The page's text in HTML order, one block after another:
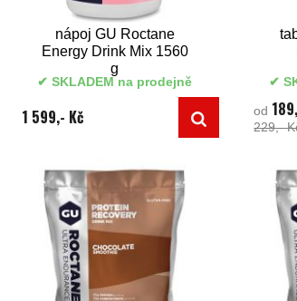
nápoj GU Roctane
Energy Drink Mix 1560
g
SKLADEM na prodejně
1 599,- Kč
od
229,-